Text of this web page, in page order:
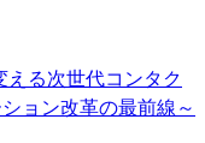
える次世代コンタク
ョン改革の最前線～